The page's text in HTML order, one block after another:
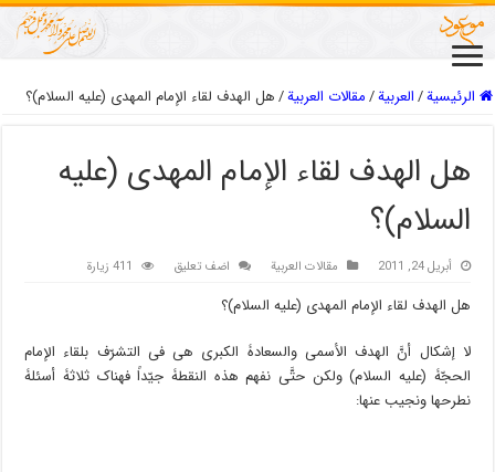
الرئيسية/العربیة/مقالات العربیة/هل الهدف لقاء الإمام المهدی (علیه السلام)؟
هل الهدف لقاء الإمام المهدی (علیه
السلام)؟
أبريل 24, 2011 مقالات العربیة اضف تعليق 411 زيارة
هل الهدف لقاء الإمام المهدی (علیه السلام)؟
لا إشکال أنَّ الهدف الأسمى والسعادۀ الکبرى هی فی التشرّف بلقاء الإمام
الحجّۀ (علیه السلام) ولکن حتَّى نفهم هذه النقطۀ جیّداً فهناک ثلاثۀ أسئلۀ
نطرحها ونجیب عنها: